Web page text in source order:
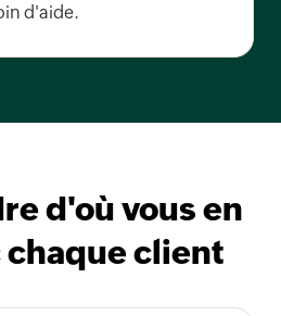
d'aide.
d'où vous en
chaque client